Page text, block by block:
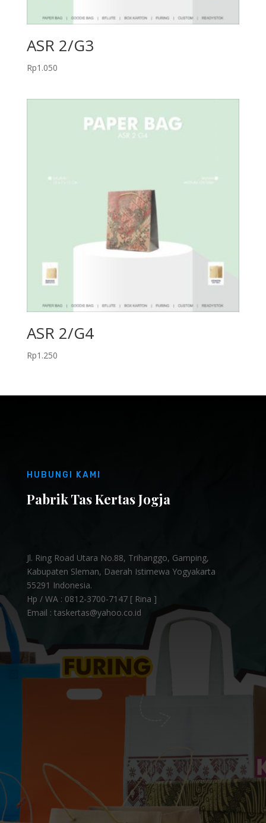
ASR 2/G3
Rp1.050
ASR 2/G4
Rp1.250
HUBUNGI KAMI
Pabrik Tas Kertas Jogja
Jl. Ring Road Utara No.88, Trihanggo, Gamping,
Kabupaten Sleman, Daerah Istimewa Yogyakarta
55291 Indonesia.
Hp / WA : 0812-3700-7147 [ Rina ]
Email : taskertas@yahoo.co.id